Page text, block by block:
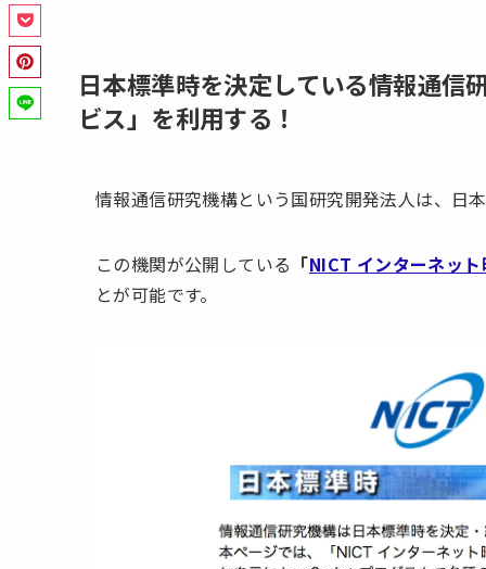
日本標準時を決定している情報通信
ビス」を利用する！
情報通信研究機構という国研究開発法人は、日
この機関が公開している 「NICT インターネッ
とが可能です。